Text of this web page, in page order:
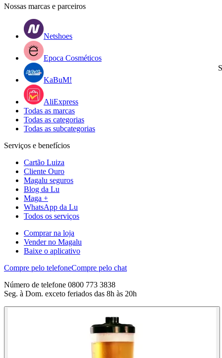
Nossas marcas e parceiros
Netshoes
Epoca Cosméticos
KaBuM!
AliExpress
Todas as marcas
Todas as categorias
Todas as subcategorias
Serviços e benefícios
Cartão Luiza
Cliente Ouro
Magalu seguros
Blog da Lu
Maga +
WhatsApp da Lu
Todos os serviços
Comprar na loja
Vender no Magalu
Baixe o aplicativo
Compre pelo telefoneCompre pelo chat
Número de telefone 0800 773 3838
Seg. à Dom. exceto feriados das 8h às 20h